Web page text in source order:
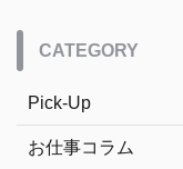
CATEGORY
Pick-Up
お仕事コラム